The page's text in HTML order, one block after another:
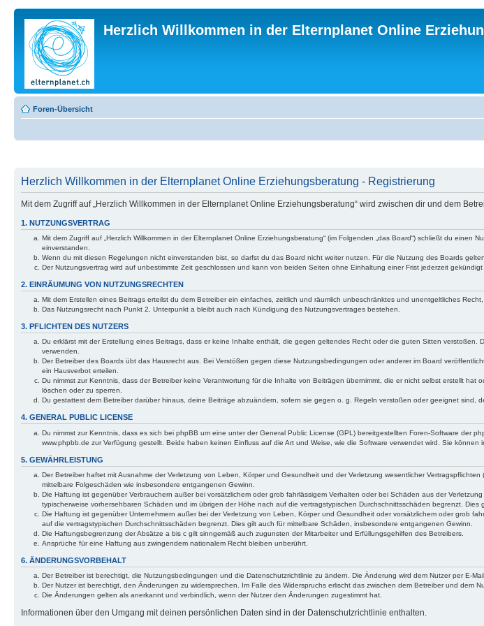
Herzlich Willkommen in der Elternplanet Online
Foren-Übersicht
Herzlich Willkommen in der Elternplanet Online Erziehungsberatung - Registrierung
Mit dem Zugriff auf „Herzlich Willkommen in der Elternplanet Online Erziehungsberatung“ wird zwischen dir und dem
1. NUTZUNGSVERTRAG
Mit dem Zugriff auf „Herzlich Willkommen in der Elternplanet Online Erziehungsberatung“ (im Folgenden „das Board“) schließt du
einverstanden.
Wenn du mit diesen Regelungen nicht einverstanden bist, so darfst du das Board nicht weiter nutzen. Für die Nutzung des Boards
Der Nutzungsvertrag wird auf unbestimmte Zeit geschlossen und kann von beiden Seiten ohne Einhaltung einer Frist jederzeit gekündigt
2. EINRÄUMUNG VON NUTZUNGSRECHTEN
Mit dem Erstellen eines Beitrags erteilst du dem Betreiber ein einfaches, zeitlich und räumlich unbeschränktes und unentgeltliches
Das Nutzungsrecht nach Punkt 2, Unterpunkt a bleibt auch nach Kündigung des Nutzungsvertrages bestehen.
3. PFLICHTEN DES NUTZERS
Du erklärst mit der Erstellung eines Beitrags, dass er keine Inhalte enthält, die gegen geltendes Recht oder die guten Sitten
verwenden.
Der Betreiber des Boards übt das Hausrecht aus. Bei Verstößen gegen diese Nutzungsbedingungen oder anderer im Board
ein Hausverbot erteilen.
Du nimmst zur Kenntnis, dass der Betreiber keine Verantwortung für die Inhalte von Beiträgen übernimmt, die er nicht selbst erstellt
löschen oder zu sperren.
Du gestattest dem Betreiber darüber hinaus, deine Beiträge abzuändern, sofern sie gegen o. g. Regeln verstoßen oder geeignet sind,
4. GENERAL PUBLIC LICENSE
Du nimmst zur Kenntnis, dass es sich bei phpBB um eine unter der General Public License (GPL) bereitgestellten Foren-Software der
www.phpbb.de zur Verfügung gestellt. Beide haben keinen Einfluss auf die Art und Weise, wie die Software verwendet wird. Sie
5. GEWÄHRLEISTUNG
Der Betreiber haftet mit Ausnahme der Verletzung von Leben, Körper und Gesundheit und der Verletzung wesentlicher
mittelbare Folgeschäden wie insbesondere entgangenen Gewinn.
Die Haftung ist gegenüber Verbrauchern außer bei vorsätzlichem oder grob fahrlässigem Verhalten oder bei Schäden aus der
typischerweise vorhersehbaren Schäden und im übrigen der Höhe nach auf die vertragstypischen Durchschnittsschäden begrenzt.
Die Haftung ist gegenüber Unternehmern außer bei der Verletzung von Leben, Körper und Gesundheit oder vorsätzlichem oder grob
auf die vertragstypischen Durchschnittsschäden begrenzt. Dies gilt auch für mittelbare Schäden, insbesondere entgangenen Gewinn.
Die Haftungsbegrenzung der Absätze a bis c gilt sinngemäß auch zugunsten der Mitarbeiter und Erfüllungsgehilfen des Betreibers.
Ansprüche für eine Haftung aus zwingendem nationalem Recht bleiben unberührt.
6. ÄNDERUNGSVORBEHALT
Der Betreiber ist berechtigt, die Nutzungsbedingungen und die Datenschutzrichtlinie zu ändern. Die Änderung wird dem Nutzer per E-
Der Nutzer ist berechtigt, den Änderungen zu widersprechen. Im Falle des Widerspruchs erlischt das zwischen dem Betreiber und dem
Die Änderungen gelten als anerkannt und verbindlich, wenn der Nutzer den Änderungen zugestimmt hat.
Informationen über den Umgang mit deinen persönlichen Daten sind in der Datenschutzrichtlinie enthalten.